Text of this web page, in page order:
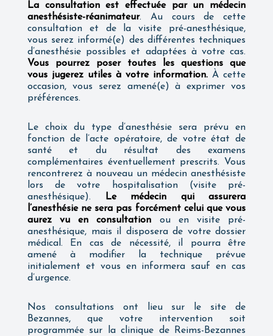
La consultation est effectuée par un médecin
anesthésiste-réanimateur. Au cours de cette
consultation et de la visite pré-anesthésique,
vous serez informé(e) des différentes techniques
d’anesthésie possibles et adaptées à votre cas.
Vous pourrez poser toutes les questions que
vous jugerez utiles à votre information. À cette
occasion, vous serez amené(e) à exprimer vos
préférences.
Le choix du type d’anesthésie sera prévu en
fonction de l’acte opératoire, de votre état de
santé et du résultat des examens
complémentaires éventuellement prescrits. Vous
rencontrerez à nouveau un médecin anesthésiste
lors de votre hospitalisation (visite pré-
anesthésique).
Le médecin qui assurera
l’anesthésie ne sera pas forcément celui que vous
aurez vu en consultation ou en visite pré-
anesthésique, mais il disposera de votre dossier
médical. En cas de nécessité, il pourra être
amené à modifier la technique prévue
initialement et vous en informera sauf en cas
d’urgence.
Nos consultations ont lieu sur le site de
Bezannes, que votre intervention soit
programmée sur la clinique de Reims-Bezannes